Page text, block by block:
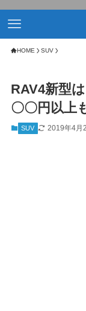
HOME SUV
RAV4新型
〇〇円以上
SUV 2019年4月